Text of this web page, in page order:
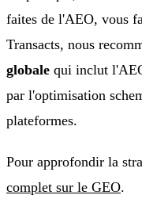
faites de l'AEO, vous
Transacts, nous
globale qui inclut
par l'optimisation
plateformes.
Pour approfondir la
complet sur le GEO.